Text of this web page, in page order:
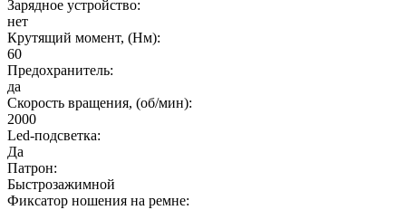
Зарядное устройство:
нет
Крутящий момент, (Нм):
60
Предохранитель:
да
Cкорость вращения, (об/мин):
2000
Led-подсветка:
Да
Патрон:
Быстрозажимной
Фиксатор ношения на ремне: